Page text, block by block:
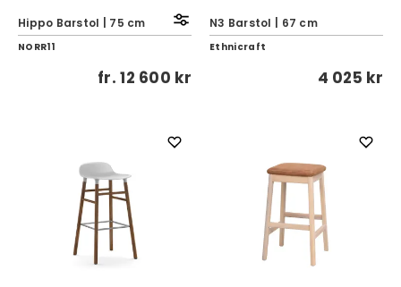
Hippo Barstol | 75 cm
NORR11
fr.12 600 kr
N3 Barstol | 67 cm
Ethnicraft
4 025 kr